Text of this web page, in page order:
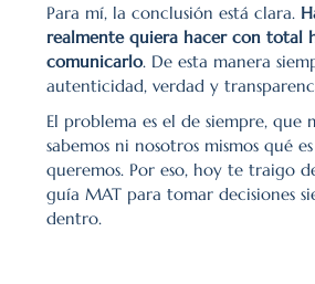
Para mí, la conclusión está clara.
realmente quiera hacer con total
comunicarlo. De esta manera
autenticidad, verdad y
El problema es el de siempre, que
sabemos ni nosotros mismos qué
queremos. Por eso, hoy te traigo
guía MAT para tomar decisiones
dentro.